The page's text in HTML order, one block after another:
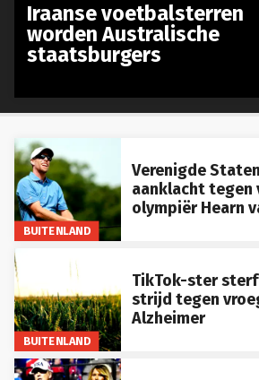
BUITENLAND
Verenigde
aanklacht tegen
olympiër Hearn
BUITENLAND
TikTok-ster
strijd tegen
Alzheimer
Iraanse voetbalsterren
worden Australische
staatsburgers